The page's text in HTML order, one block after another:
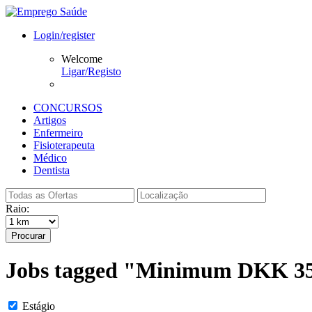
Login/register
Welcome
Ligar/Registo
CONCURSOS
Artigos
Enfermeiro
Fisioterapeuta
Médico
Dentista
Raio:
Procurar
Jobs tagged "Minimum DKK
Estágio